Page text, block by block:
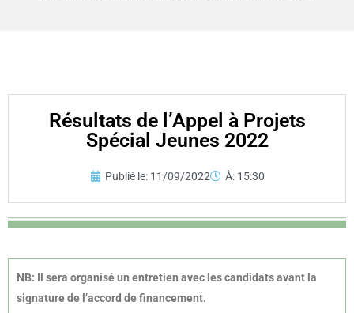
Résultats de l’Appel à Projets
Spécial Jeunes 2022
Publié le: 11/09/2022 À: 15:30
NB: Il sera organisé un entretien avec les candidats avant la
signature de l’accord de financement.